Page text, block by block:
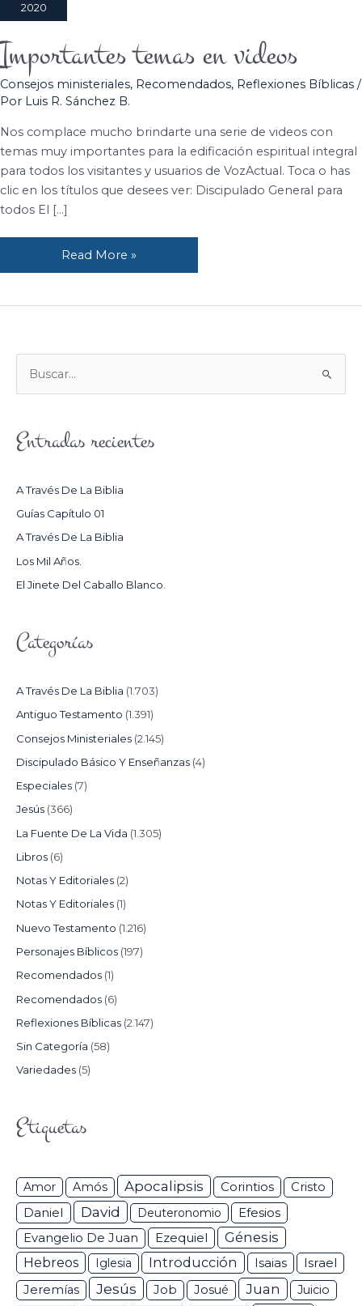
2020
Importantes temas en videos
Consejos ministeriales, Recomendados, Reflexiones Bíblicas /
Por Luis R. Sánchez B.
Nos complace mucho brindarte una serie de videos con
temas muy importantes para la edificación espiritual integral
para todos los visitantes y usuarios de VozActual. Toca o has
clic en los títulos que desees ver: Discipulado General para
todos El […]
Importantes
temas
en
videos
Read More »
U
C
:
Entradas recientes
A Través De La Biblia
Guías Capítulo 01
A Través De La Biblia
Los Mil Años.
El Jinete Del Caballo Blanco.
Categorías
A Través De La Biblia (1.703)
Antiguo Testamento (1.391)
Consejos Ministeriales (2.145)
Discipulado Básico Y Enseñanzas (4)
Especiales (7)
Jesús (366)
La Fuente De La Vida (1.305)
Libros (6)
Notas Y Editoriales (2)
Notas Y Editoriales (1)
Nuevo Testamento (1.216)
Personajes Bíblicos (197)
Recomendados (1)
Recomendados (6)
Reflexiones Bíblicas (2.147)
Sin Categoría (58)
Variedades (5)
Etiquetas
Amor Amós Apocalipsis Corintios Cristo
Daniel David Deuteronomio Efesios
Evangelio De Juan Ezequiel
Génesis
Hebreos
Iglesia Introducción Isaias Israel
Jeremías Jesús Job Josué Juan
Juicio